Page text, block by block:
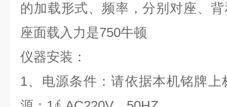
的加载形式、频率，分别对座、
座面载入力是750牛顿
仪器安装：
1、电源条件：请依据本机铭牌